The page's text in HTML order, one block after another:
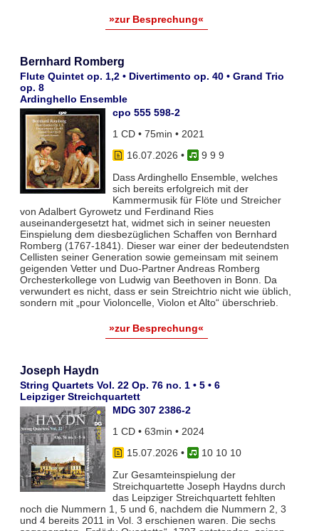
»zur Besprechung«
Bernhard Romberg
Flute Quintet op. 1,2 • Divertimento op. 40 • Grand Trio
op. 8
Ardinghello Ensemble
cpo 555 598-2
1 CD • 75min • 2021
16.07.2026 •
9 9 9
Dass Ardinghello Ensemble, welches
sich bereits erfolgreich mit der
Kammermusik für Flöte und Streicher
von Adalbert Gyrowetz und Ferdinand Ries
auseinandergesetzt hat, widmet sich in seiner neuesten
Einspielung dem diesbezüglichen Schaffen von Bernhard
Romberg (1767-1841). Dieser war einer der bedeutendsten
Cellisten seiner Generation sowie gemeinsam mit seinem
geigenden Vetter und Duo-Partner Andreas Romberg
Orchesterkollege von Ludwig van Beethoven in Bonn. Da
verwundert es nicht, dass er sein Streichtrio nicht wie üblich,
sondern mit „pour Violoncelle, Violon et Alto“ überschrieb.
»zur Besprechung«
Joseph Haydn
String Quartets Vol. 22 Op. 76 no. 1 • 5 • 6
Leipziger Streichquartett
MDG 307 2386-2
1 CD • 63min • 2024
15.07.2026 •
10 10 10
Zur Gesamteinspielung der
Streichquartette Joseph Haydns durch
das Leipziger Streichquartett fehlten
noch die Nummern 1, 5 und 6, nachdem die Nummern 2, 3
und 4 bereits 2011 in Vol. 3 erschienen waren. Die sechs